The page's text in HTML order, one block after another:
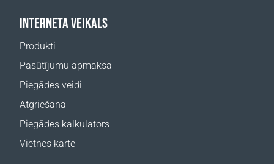
INTERNETA VEIKALS
Produkti
Pasūtījumu apmaksa
Piegādes veidi
Atgriešana
Piegādes kalkulators
Vietnes karte